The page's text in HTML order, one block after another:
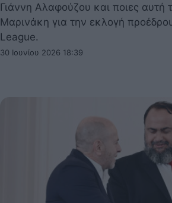
Γιάννη Αλαφούζου και ποιες αυτή
Μαρινάκη για την εκλογή
League.
30 Ιουνίου 2026 18:39